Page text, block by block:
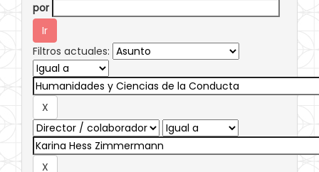
por
Filtros actuales: